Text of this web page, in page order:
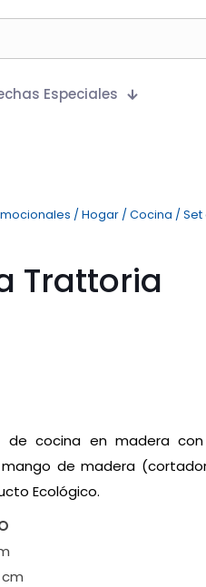
Especiales
/ Hogar / Cocina / Set
Trattoria
de cocina en madera
de madera
Ecológico.